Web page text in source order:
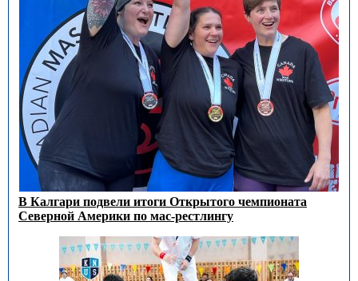
В Калгари подвели итоги Открытого чемпионата
Северной Америки по мас-рестлингу